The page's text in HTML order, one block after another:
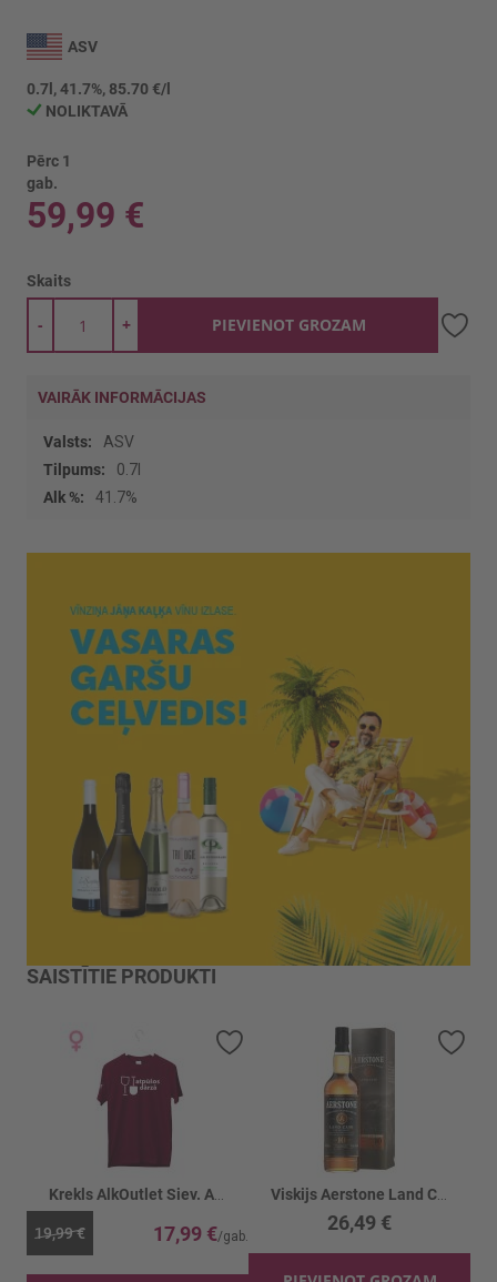
uz
galerijas
sākumu
ASV
0.7l, 41.7%, 85.70 €/l
NOLIKTAVĀ
Pērc 1
gab.
59,99 €
Skaits
+
- PIEVIENOT GROZAM
VAIRĀK INFORMĀCIJAS
Vairāk
informācijas
ASV
0.7l
41.7%
SAISTĪTIE PRODUKTI
19,99 € 17,99 €
Pievienot vēlmju sarakstam
26,49 €